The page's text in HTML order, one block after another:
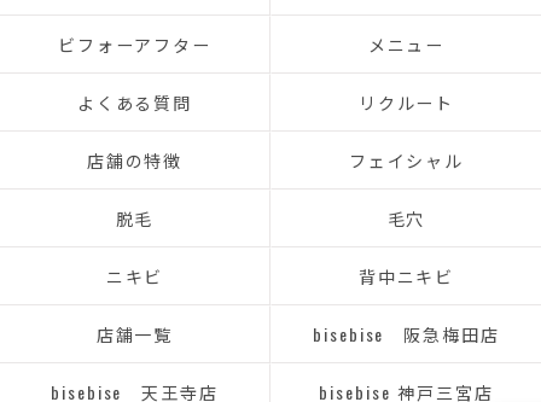
ビフォーアフター メニュー
よくある質問 リクルート
店舗の特徴 フェイシャル
脱毛 毛穴
ニキビ 背中ニキビ
店舗一覧 bisebise 阪急梅田店
bisebise 天王寺店 bisebise 神戸三宮店